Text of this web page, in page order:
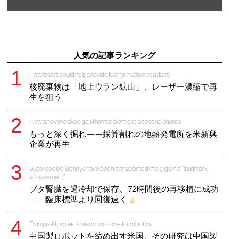
人気の記事ランキング
How lasers could help provide fuel for nuclear reactors
核廃棄物は「地上ウラン鉱山」、レーザー濃縮で再
生を狙う
How an overlooked geothermal plant got a second chance
もっと深く掘れ——採算割れの地熱発電所を米新興
企業が再生
Supercooled kidneys have been transplanted into pigs in a “landmark
achievement”
ブタ腎臓を過冷却で保存、 72時間後の再移植に成功
——臨床標準より回復速く
Trump’s AI protectionism has come for robotics
中国製ロボットを締め出す米国、その研究は中国製